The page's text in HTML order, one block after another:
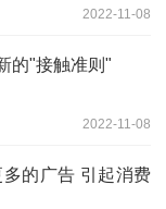
2022-11-08
的"接触准则"
2022-11-08
的广告 引起消费